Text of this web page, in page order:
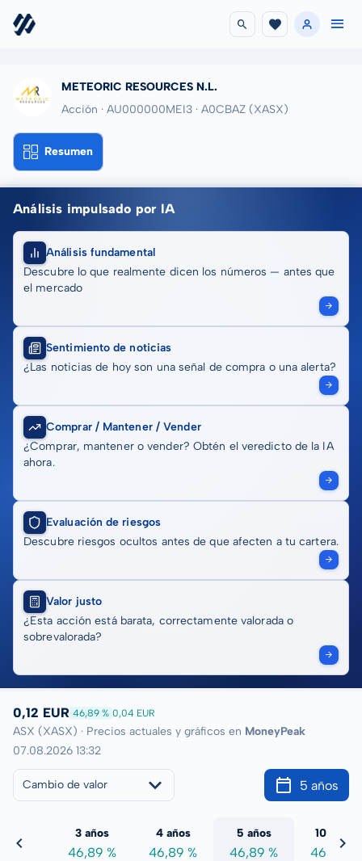
METEORIC RESOURCES N.L.
Acción · AU000000MEI3 · A0CBAZ (XASX)
Resumen
Análisis impulsado por IA
Análisis fundamental
Descubre lo que realmente dicen los números — antes que
el mercado
Sentimiento de noticias
¿Las noticias de hoy son una señal de compra o una alerta?
Comprar / Mantener / Vender
¿Comprar, mantener o vender? Obtén el veredicto de la IA
ahora.
Evaluación de riesgos
Descubre riesgos ocultos antes de que afecten a tu cartera.
Valor justo
¿Esta acción está barata, correctamente valorada o
sobrevalorada?
0,12 EUR 46,89 % 0,04 EUR
ASX (XASX) · Precios actuales y gráficos en MoneyPeak
07.08.2026 13:32
Cambio de valor 5 años
%
3 años
46,89 %
4 años
46,89 %
5 años
46,89 %
10 años
46,89 %